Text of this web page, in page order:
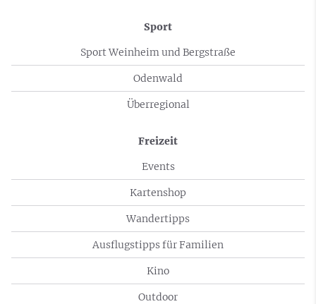
Sport
Sport Weinheim und Bergstraße
Odenwald
Überregional
Freizeit
Events
Kartenshop
Wandertipps
Ausflugstipps für Familien
Kino
Outdoor